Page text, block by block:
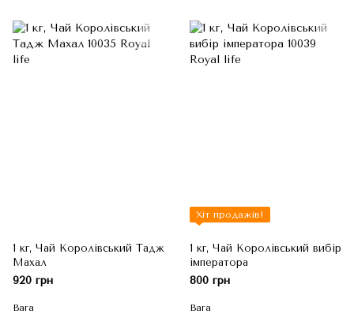
1 кг, Чай Королівський Тадж
Махал
920 грн
Вага
Хіт продажів!
1 кг, Чай Королівський вибір
імператора
800 грн
Вага